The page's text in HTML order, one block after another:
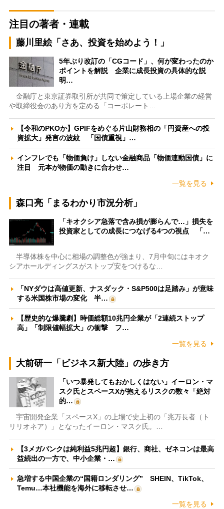
注目の著者・連載
藤川里絵「さあ、投資を始めよう！」
5年ぶり改訂の「CGコード」、何が変わったのか
ポイントを解説 企業に成長投資の具体的な説
明…
金融庁と東京証券取引所が共同で策定している上場企業の経営
や取締役会のあり方を定める「コーポレート…
【令和のPKOか】GPIFをめぐる片山財務相の「円資産への投
資拡大」発言の波紋 「国債重視」…
インフレでも「物価負け」しない金融商品「物価連動国債」に
注目 元本が物価の動きに合わせ…
一覧を見る
森口亮「まるわかり市況分析」
「キオクシア急落で含み損が膨らんで…」損失を
投資家としての成長につなげる4つの視点 「…
半導体株を中心に相場の調整色が強まり、7月中旬にはキオク
シアホールディングスがストップ安をつけるな…
「NYダウは高値更新、ナスダック・S&P500は足踏み」が意味
する米国株市場の変化 半…
【歴史的な爆騰劇】時価総額10兆円企業が「2連続ストップ
高」「制限値幅拡大」の衝撃 フ…
一覧を見る
大前研一「ビジネス新大陸」の歩き方
「いつ暴発してもおかしくはない」イーロン・マ
スク氏とスペースXが抱えるリスクの数々「絶対
的…
宇宙開発企業「スペースX」の上場で史上初の「兆万長者（ト
リリオネア）」となったイーロン・マスク氏。…
【3メガバンクは純利益5兆円超】銀行、商社、ゼネコンは最高
益続出の一方で、中小企業・…
急増する中国企業の“国籍ロンダリング” SHEIN、TikTok、
Temu…本社機能を海外に移転させ…
一覧を見る